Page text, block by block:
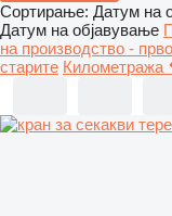
Сортирање: Датум на
Датум на објавување
на производство -
старите Километража